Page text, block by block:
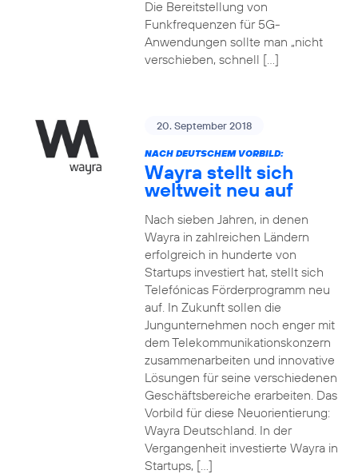
Die Bereitstellung von
Funkfrequenzen für 5G-
Anwendungen sollte man „nicht
verschieben, schnell […]
20. September 2018
NACH DEUTSCHEM VORBILD:
Wayra stellt sich
weltweit neu auf
Nach sieben Jahren, in denen
Wayra in zahlreichen Ländern
erfolgreich in hunderte von
Startups investiert hat, stellt sich
Telefónicas Förderprogramm neu
auf. In Zukunft sollen die
Jungunternehmen noch enger mit
dem Telekommunikationskonzern
zusammenarbeiten und innovative
Lösungen für seine verschiedenen
Geschäftsbereiche erarbeiten. Das
Vorbild für diese Neuorientierung:
Wayra Deutschland. In der
Vergangenheit investierte Wayra in
Startups, […]